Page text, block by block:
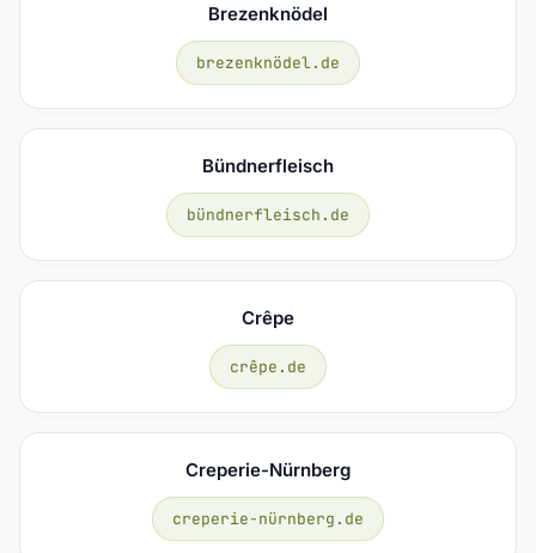
Brezenknödel
brezenknödel.de
Bündnerfleisch
bündnerfleisch.de
Crêpe
crêpe.de
Creperie-Nürnberg
creperie-nürnberg.de